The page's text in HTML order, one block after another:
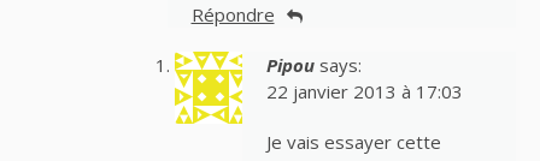
Répondre
Pipou says:
22 janvier 2013 à 17:03
Je vais essayer cette